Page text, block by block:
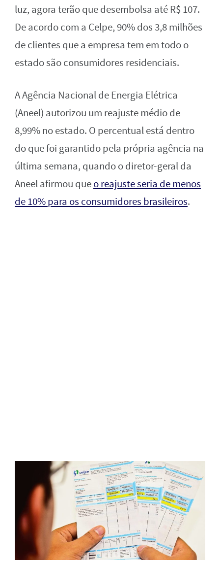
luz, agora terão que desembolsa até R$ 107.
De acordo com a Celpe, 90% dos 3,8 milhões
de clientes que a empresa tem em todo o
estado são consumidores residenciais.
A Agência Nacional de Energia Elétrica
(Aneel) autorizou um reajuste médio de
8,99% no estado. O percentual está dentro
do que foi garantido pela própria agência na
última semana, quando o diretor-geral da
Aneel afirmou queo reajuste seria de menos
de 10% para os consumidores brasileiros.